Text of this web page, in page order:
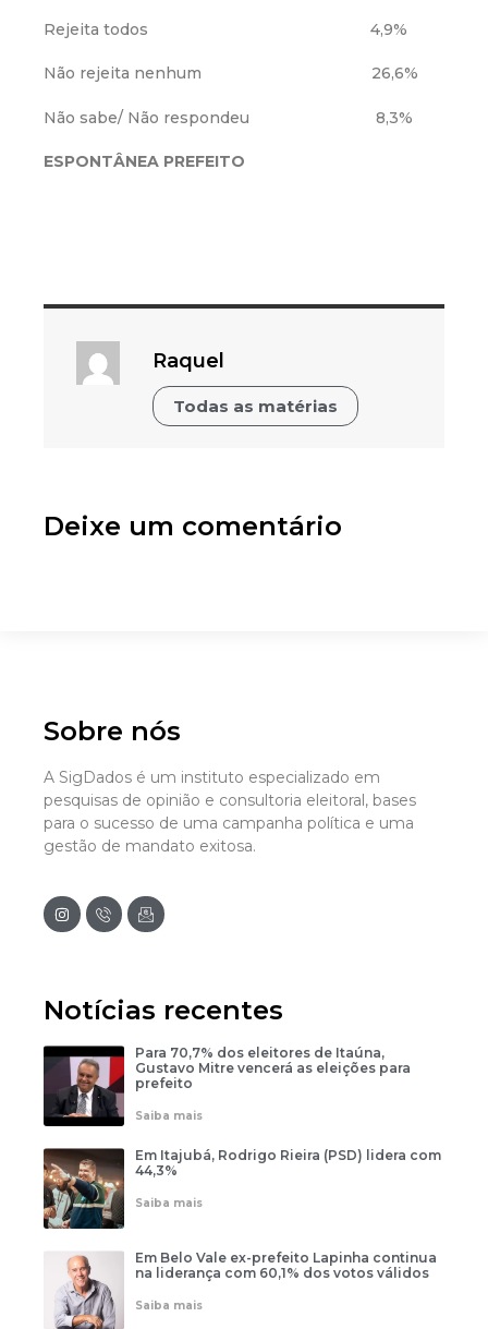
Rejeita todos 4,9%
Não rejeita nenhum 26,6%
Não sabe/ Não respondeu 8,3%
ESPONTÂNEA PREFEITO
Raquel
Todas as matérias
Deixe um comentário
Sobre nós
A SigDados é um instituto especializado em
pesquisas de opinião e consultoria eleitoral, bases
para o sucesso de uma campanha política e uma
gestão de mandato exitosa.
Notícias recentes
Para 70,7% dos eleitores de Itaúna,
Gustavo Mitre vencerá as eleições para
prefeito
Saiba mais
Em Itajubá, Rodrigo Rieira (PSD) lidera com
44,3%
Saiba mais
Em Belo Vale ex-prefeito Lapinha continua
na liderança com 60,1% dos votos válidos
Saiba mais